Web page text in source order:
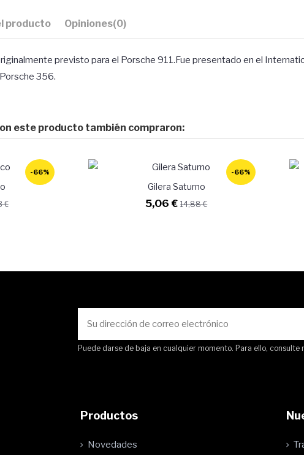
producto Opiniones(0)
previsto para el Porsche 911.Fue presentado en el
356.
este producto también compraron:
-66%
€
-66%
Gilera Saturno
5,06 €14,88 €
Puede darse de baja en cualquier momento. Para ello,
Productos
Novedades